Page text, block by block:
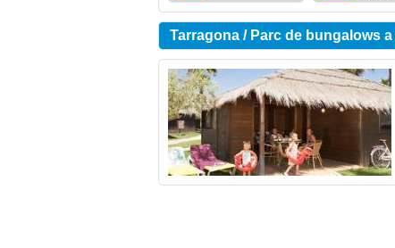
Tarragona / Parc de bungalows